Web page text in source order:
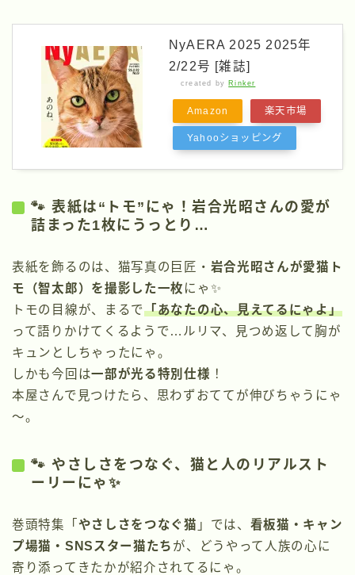
NyAERA 2025 2025年
2/22号 [雑誌]
created by Rinker
Amazon 楽天市場
Yahooショッピング
🐾 表紙は“トモ”にゃ！岩合光昭さんの愛が
詰まった1枚にうっとり…
表紙を飾るのは、猫写真の巨匠・ 岩合光昭さんが愛猫ト
モ（智太郎）を撮影した一枚 にゃ✨
トモの目線が、まるで「あなたの心、見えてるにゃよ」
って語りかけてくるようで…ルリマ、見つめ返して胸が
キュンとしちゃったにゃ。
しかも今回は一部が光る特別仕様 ！
本屋さんで見つけたら、思わずおててが伸びちゃうにゃ
～。
🐾 やさしさをつなぐ、猫と人のリアルスト
ーリーにゃ✨
巻頭特集「 やさしさをつなぐ猫 」では、 看板猫・キャン
プ場猫・SNSスター猫たち が、どうやって人族の心に
寄り添ってきたかが紹介されてるにゃ。